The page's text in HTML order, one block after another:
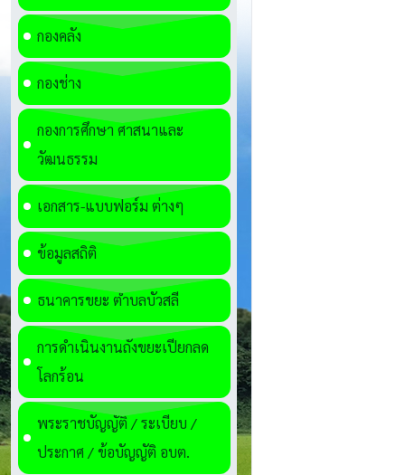
กองคลัง
กองช่าง
กองการศึกษา ศาสนาและ
วัฒนธรรม
เอกสาร-แบบฟอร์ม ต่างๆ
ข้อมูลสถิติ
ธนาคารขยะ ตำบลบัวสลี
การดำเนินงานถังขยะเปียกลด
โลกร้อน
พระราชบัญญัติ / ระเบียบ /
ประกาศ / ข้อบัญญัติ อบต.